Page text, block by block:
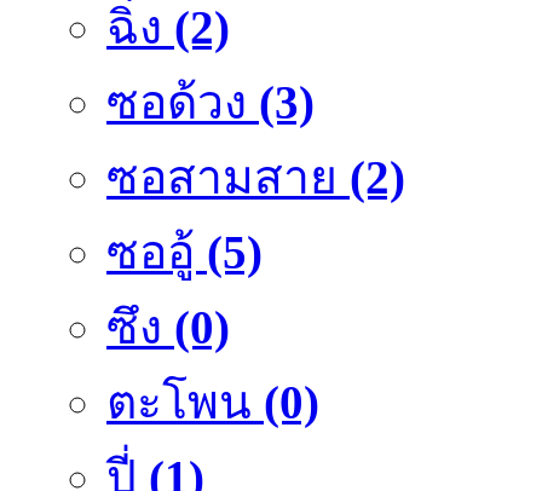
ฉิ่ง (2)
ซอด้วง (3)
ซอสามสาย (2)
ซออู้ (5)
ซึง (0)
ตะโพน (0)
ปี่ (1)